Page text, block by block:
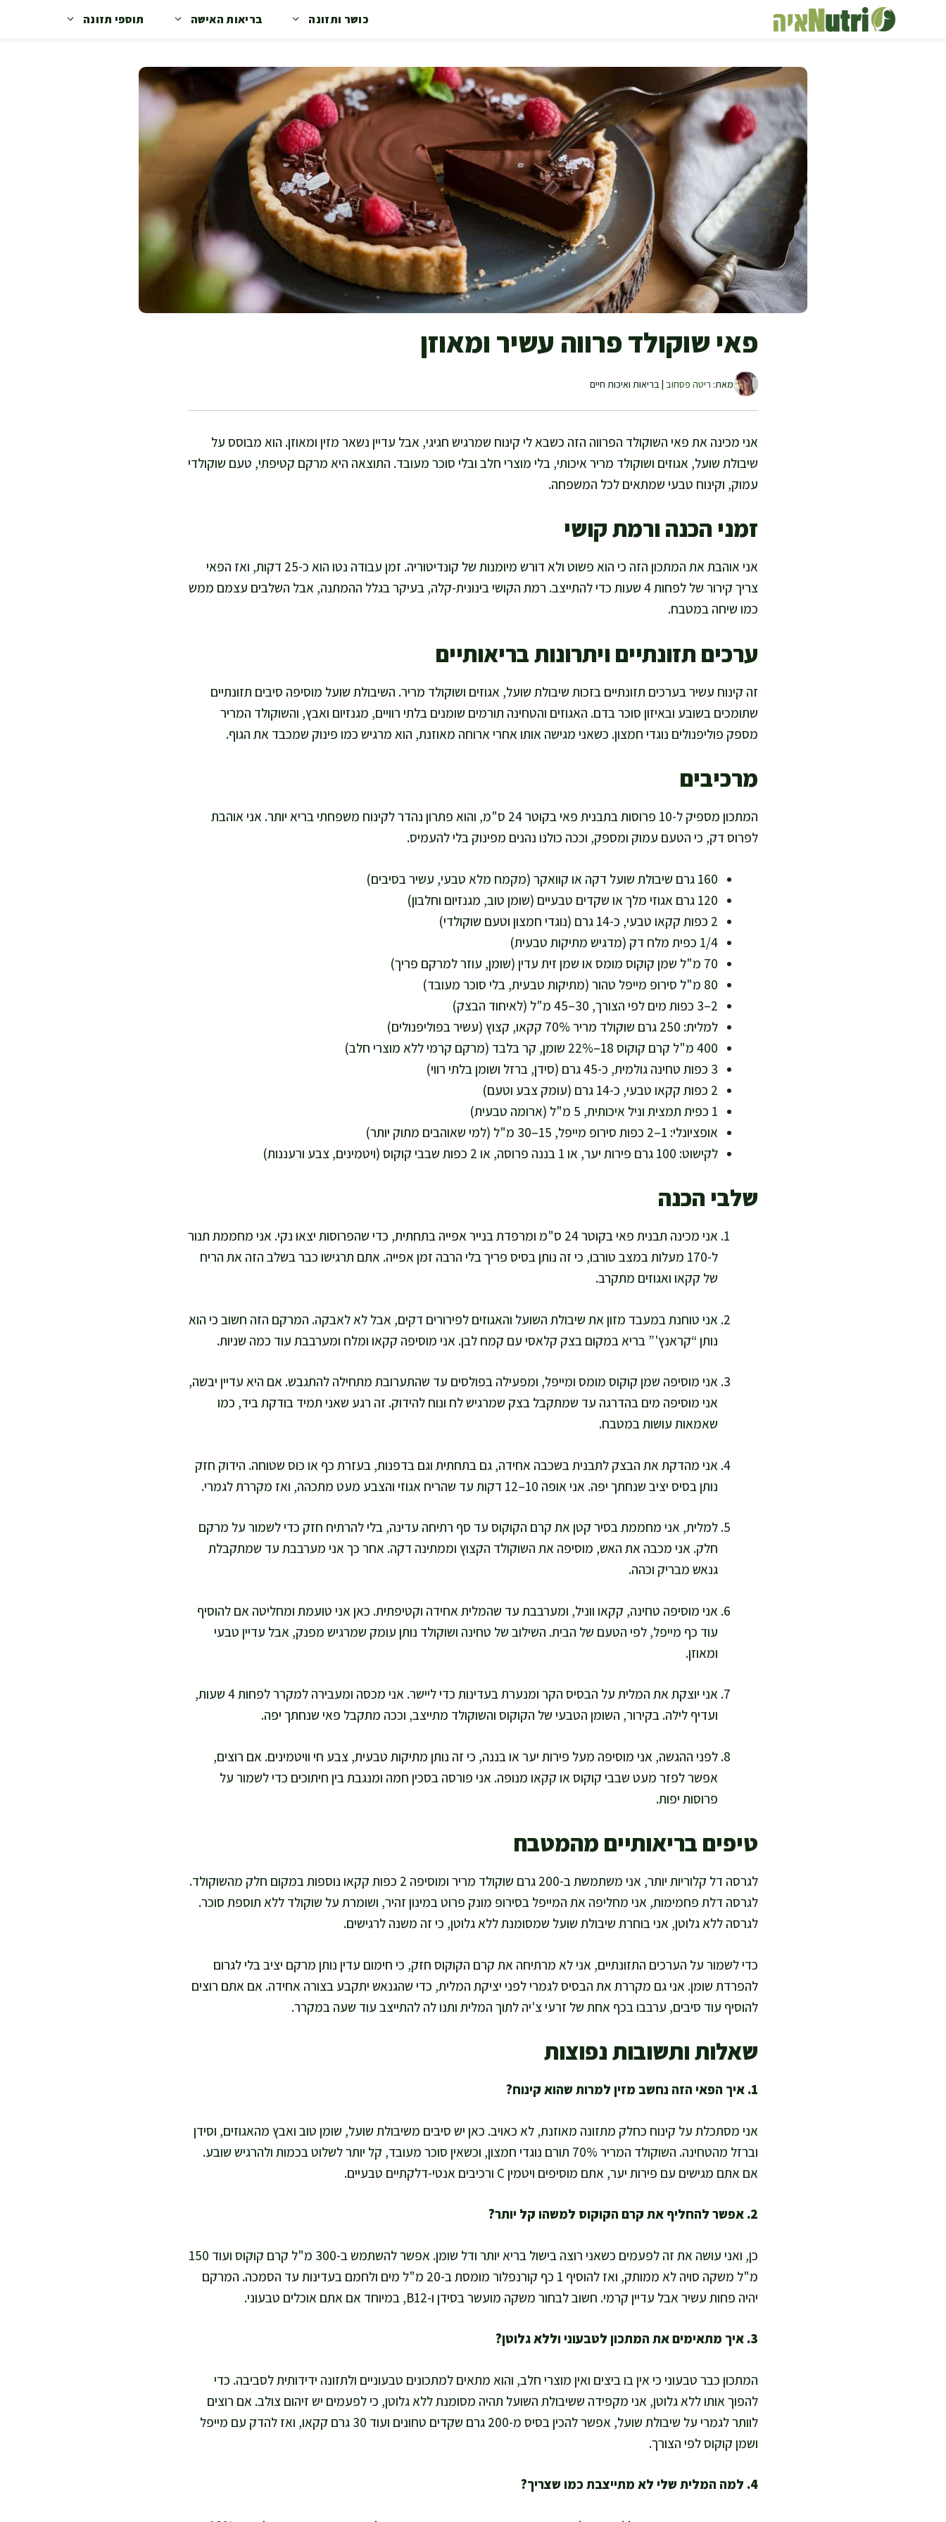
כושר ותזונה בריאות האישה תוספי תזונה
פאי שוקולד פרווה עשיר ומאוזן
מאת: ריטה פסחוב | בריאות ואיכות חיים
אני מכינה את פאי השוקולד הפרווה הזה כשבא לי קינוח שמרגיש חגיגי, אבל עדיין נשאר מזין ומאוזן. הוא מבוסס על
שיבולת שועל, אגוזים ושוקולד מריר איכותי, בלי מוצרי חלב ובלי סוכר מעובד. התוצאה היא מרקם קטיפתי, טעם שוקולדי
עמוק, וקינוח טבעי שמתאים לכל המשפחה.
זמני הכנה ורמת קושי
אני אוהבת את המתכון הזה כי הוא פשוט ולא דורש מיומנות של קונדיטוריה. זמן עבודה נטו הוא כ-25 דקות, ואז הפאי
צריך קירור של לפחות 4 שעות כדי להתייצב. רמת הקושי בינונית-קלה, בעיקר בגלל ההמתנה, אבל השלבים עצמם ממש
כמו שיחה במטבח.
ערכים תזונתיים ויתרונות בריאותיים
זה קינוח עשיר בערכים תזונתיים בזכות שיבולת שועל, אגוזים ושוקולד מריר. השיבולת שועל מוסיפה סיבים תזונתיים
שתומכים בשובע ובאיזון סוכר בדם. האגוזים והטחינה תורמים שומנים בלתי רוויים, מגנזיום ואבץ, והשוקולד המריר
מספק פוליפנולים נוגדי חמצון. כשאני מגישה אותו אחרי ארוחה מאוזנת, הוא מרגיש כמו פינוק שמכבד את הגוף.
מרכיבים
המתכון מספיק ל-10 פרוסות בתבנית פאי בקוטר 24 ס"מ, והוא פתרון נהדר לקינוח משפחתי בריא יותר. אני אוהבת
לפרוס דק, כי הטעם עמוק ומספק, וככה כולנו נהנים מפינוק בלי להעמיס.
160 גרם שיבולת שועל דקה או קוואקר (מקמח מלא טבעי, עשיר בסיבים)
120 גרם אגוזי מלך או שקדים טבעיים (שומן טוב, מגנזיום וחלבון)
2 כפות קקאו טבעי, כ-14 גרם (נוגדי חמצון וטעם שוקולדי)
1/4 כפית מלח דק (מדגיש מתיקות טבעית)
70 מ"ל שמן קוקוס מומס או שמן זית עדין (שומן, עוזר למרקם פריך)
80 מ"ל סירופ מייפל טהור (מתיקות טבעית, בלי סוכר מעובד)
2–3 כפות מים לפי הצורך, 30–45 מ"ל (לאיחוד הבצק)
למלית: 250 גרם שוקולד מריר 70% קקאו, קצוץ (עשיר בפוליפנולים)
400 מ"ל קרם קוקוס 18–22% שומן, קר בלבד (מרקם קרמי ללא מוצרי חלב)
3 כפות טחינה גולמית, כ-45 גרם (סידן, ברזל ושומן בלתי רווי)
2 כפות קקאו טבעי, כ-14 גרם (עומק צבע וטעם)
1 כפית תמצית וניל איכותית, 5 מ"ל (ארומה טבעית)
אופציונלי: 1–2 כפות סירופ מייפל, 15–30 מ"ל (למי שאוהבים מתוק יותר)
לקישוט: 100 גרם פירות יער, או 1 בננה פרוסה, או 2 כפות שבבי קוקוס (ויטמינים, צבע ורעננות)
שלבי הכנה
אני מכינה תבנית פאי בקוטר 24 ס"מ ומרפדת בנייר אפייה בתחתית, כדי שהפרוסות יצאו נקי. אני מחממת תנור
ל-170 מעלות במצב טורבו, כי זה נותן בסיס פריך בלי הרבה זמן אפייה. אתם תרגישו כבר בשלב הזה את הריח
של קקאו ואגוזים מתקרב.
אני טוחנת במעבד מזון את שיבולת השועל והאגוזים לפירורים דקים, אבל לא לאבקה. המרקם הזה חשוב כי הוא
נותן “קראנץ'” בריא במקום בצק קלאסי עם קמח לבן. אני מוסיפה קקאו ומלח ומערבבת עוד כמה שניות.
אני מוסיפה שמן קוקוס מומס ומייפל, ומפעילה בפולסים עד שהתערובת מתחילה להתגבש. אם היא עדיין יבשה,
אני מוסיפה מים בהדרגה עד שמתקבל בצק שמרגיש לח ונוח להידוק. זה רגע שאני תמיד בודקת ביד, כמו
שאמאות עושות במטבח.
אני מהדקת את הבצק לתבנית בשכבה אחידה, גם בתחתית וגם בדפנות, בעזרת כף או כוס שטוחה. הידוק חזק
נותן בסיס יציב שנחתך יפה. אני אופה 10–12 דקות עד שהריח אגוזי והצבע מעט מתכהה, ואז מקררת לגמרי.
למלית, אני מחממת בסיר קטן את קרם הקוקוס עד סף רתיחה עדינה, בלי להרתיח חזק כדי לשמור על מרקם
חלק. אני מכבה את האש, מוסיפה את השוקולד הקצוץ וממתינה דקה. אחר כך אני מערבבת עד שמתקבלת
גנאש מבריק וכהה.
אני מוסיפה טחינה, קקאו ווניל, ומערבבת עד שהמלית אחידה וקטיפתית. כאן אני טועמת ומחליטה אם להוסיף
עוד כף מייפל, לפי הטעם של הבית. השילוב של טחינה ושוקולד נותן עומק שמרגיש מפנק, אבל עדיין טבעי
ומאוזן.
אני יוצקת את המלית על הבסיס הקר ומנערת בעדינות כדי ליישר. אני מכסה ומעבירה למקרר לפחות 4 שעות,
ועדיף לילה. בקירור, השומן הטבעי של הקוקוס והשוקולד מתייצב, וככה מתקבל פאי שנחתך יפה.
לפני ההגשה, אני מוסיפה מעל פירות יער או בננה, כי זה נותן מתיקות טבעית, צבע חי וויטמינים. אם רוצים,
אפשר לפזר מעט שבבי קוקוס או קקאו מנופה. אני פורסה בסכין חמה ומנגבת בין חיתוכים כדי לשמור על
פרוסות יפות.
טיפים בריאותיים מהמטבח
לגרסה דל קלוריות יותר, אני משתמשת ב-200 גרם שוקולד מריר ומוסיפה 2 כפות קקאו נוספות במקום חלק מהשוקולד.
לגרסה דלת פחמימות, אני מחליפה את המייפל בסירופ מונק פרוט במינון זהיר, ושומרת על שוקולד ללא תוספת סוכר.
לגרסה ללא גלוטן, אני בוחרת שיבולת שועל שמסומנת ללא גלוטן, כי זה משנה לרגישים.
כדי לשמור על הערכים התזונתיים, אני לא מרתיחה את קרם הקוקוס חזק, כי חימום עדין נותן מרקם יציב בלי לגרום
להפרדת שומן. אני גם מקררת את הבסיס לגמרי לפני יציקת המלית, כדי שהגנאש יתקבע בצורה אחידה. אם אתם רוצים
להוסיף עוד סיבים, ערבבו בכף אחת של זרעי צ'יה לתוך המלית ותנו לה להתייצב עוד שעה במקרר.
שאלות ותשובות נפוצות
1. איך הפאי הזה נחשב מזין למרות שהוא קינוח?
אני מסתכלת על קינוח כחלק מתזונה מאוזנת, לא כאויב. כאן יש סיבים משיבולת שועל, שומן טוב ואבץ מהאגוזים, וסידן
וברזל מהטחינה. השוקולד המריר 70% תורם נוגדי חמצון, וכשאין סוכר מעובד, קל יותר לשלוט בכמות ולהרגיש שובע.
אם אתם מגישים עם פירות יער, אתם מוסיפים ויטמין C ורכיבים אנטי-דלקתיים טבעיים.
2. אפשר להחליף את קרם הקוקוס למשהו קל יותר?
כן, ואני עושה את זה לפעמים כשאני רוצה בישול בריא יותר ודל שומן. אפשר להשתמש ב-300 מ"ל קרם קוקוס ועוד 150
מ"ל משקה סויה לא ממותק, ואז להוסיף 1 כף קורנפלור מומסת ב-20 מ"ל מים ולחמם בעדינות עד הסמכה. המרקם
יהיה פחות עשיר אבל עדיין קרמי. חשוב לבחור משקה מועשר בסידן ו-B12, במיוחד אם אתם אוכלים טבעוני.
3. איך מתאימים את המתכון לטבעוני וללא גלוטן?
המתכון כבר טבעוני כי אין בו ביצים ואין מוצרי חלב, והוא מתאים למתכונים טבעוניים ולתזונה ידידותית לסביבה. כדי
להפוך אותו ללא גלוטן, אני מקפידה ששיבולת השועל תהיה מסומנת ללא גלוטן, כי לפעמים יש זיהום צולב. אם רוצים
לוותר לגמרי על שיבולת שועל, אפשר להכין בסיס מ-200 גרם שקדים טחונים ועוד 30 גרם קקאו, ואז להדק עם מייפל
ושמן קוקוס לפי הצורך.
4. למה המלית שלי לא מתייצבת כמו שצריך?